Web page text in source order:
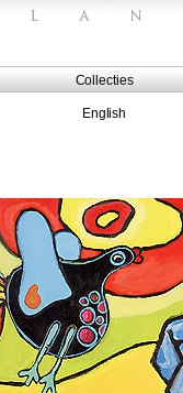
Collecties
English